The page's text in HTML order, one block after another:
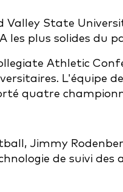
Valley State
les plus solides du
Athletic
L'équipe
quatre
Jimmy
de suivi des